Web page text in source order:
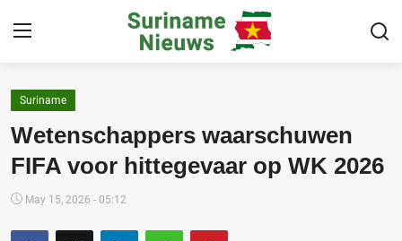
Home
Buitenland
Sport
Suriname
Wetenschappers waarschuwen
FIFA voor hittegevaar op WK 2026
May 15, 2026 - 05:12